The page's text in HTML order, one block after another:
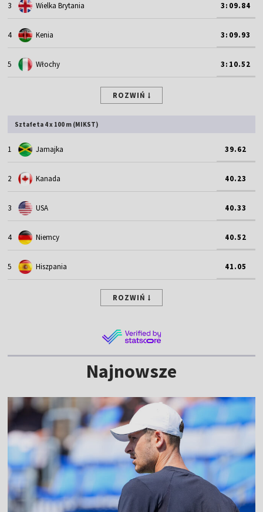
3 Wielka Brytania 3:09.84
4 Kenia 3:09.93
5 Włochy 3:10.52
ROZWIŃ
Sztafeta 4 x 100 m (MIKST)
1 Jamajka 39.62
2 Kanada 40.23
3 USA 40.33
4 Niemcy 40.52
5 Hiszpania 41.05
ROZWIŃ
Najnowsze